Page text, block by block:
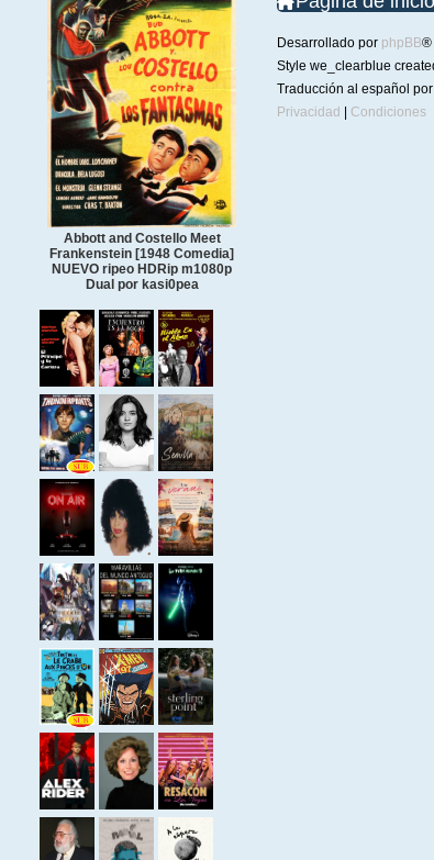
Abbott and Costello Meet
Frankenstein [1948 Comedia]
NUEVO ripeo HDRip m1080p
Dual por kasi0pea
Desarrollado por phpBB®
Style we_clearblue
Traducción al español por
Privacidad
Condiciones